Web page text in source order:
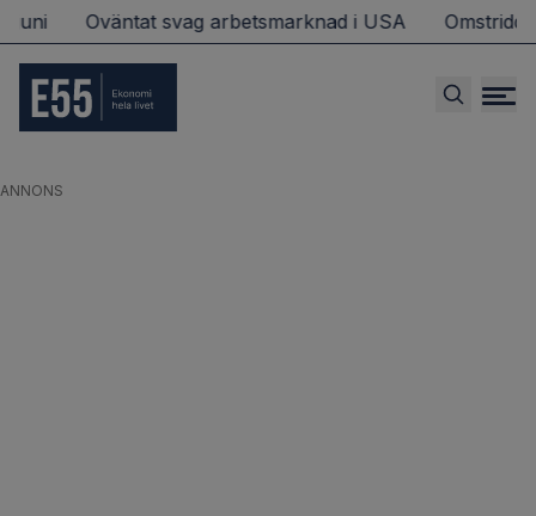
svag arbetsmarknad i USA Omstridd svensk
ANNONS